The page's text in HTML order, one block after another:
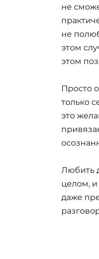
не
не
этом
этом
Просто
только
это
Любить
целом, и
даже